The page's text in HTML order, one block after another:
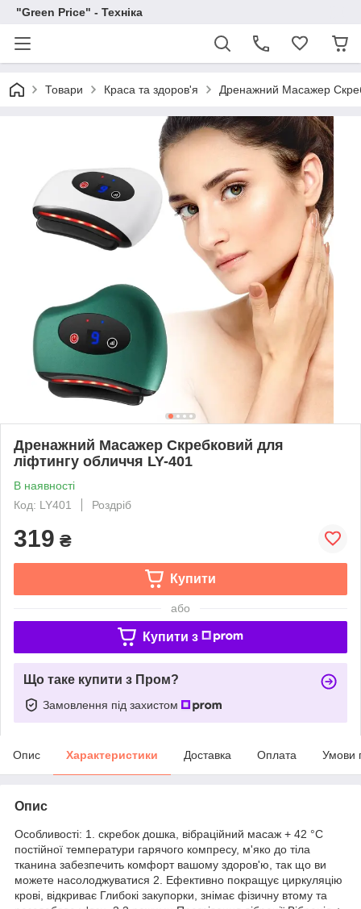
"Green Price" - Техніка
Товари Краса та здоров'я Дренажний Масажер
Дренажний Масажер Скребковий для
ліфтингу обличчя LY-401
В наявності
Код: LY401
Роздріб
319 ₴
Купити
або
Купити з
Що таке купити з Пром?
Замовлення під захистом
Опис Характеристики Доставка Оплата Умови
Опис
Особливості: 1. скребок дошка, вібраційний масаж + 42 °C
постійної температури гарячого компресу, м'яко до тіла
тканина забезпечить комфорт вашому здоров'ю, так що ви
можете насолоджуватися 2. Ефективно покращує циркуляцію
крові, відкриває Глибокі закупорки, знімає фізичну втому та